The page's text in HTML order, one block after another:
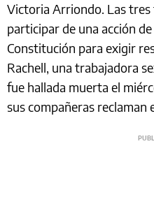
Victoria Arriondo. Las
participar de una acción
Constitución para exigir
Rachell, una trabajadora
fue hallada muerta el
sus compañeras reclaman